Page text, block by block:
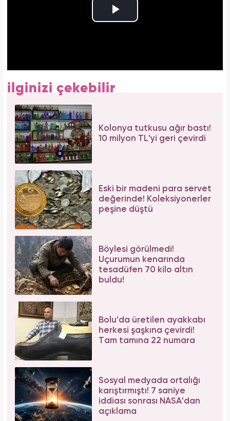
ilginizi çekebilir
Kolonya tutkusu ağır bastı!
10 milyon TL'yi geri çevirdi
Eski bir madeni para servet
değerinde! Koleksiyonerler
peşine düştü
Böylesi görülmedi!
Uçurumun kenarında
tesadüfen 70 kilo altın
buldu!
Bolu'da üretilen ayakkabı
herkesi şaşkına çevirdi!
Tam tamına 22 numara
Sosyal medyada ortalığı
karıştırmıştı! 7 saniye
iddiası sonrası NASA'dan
açıklama